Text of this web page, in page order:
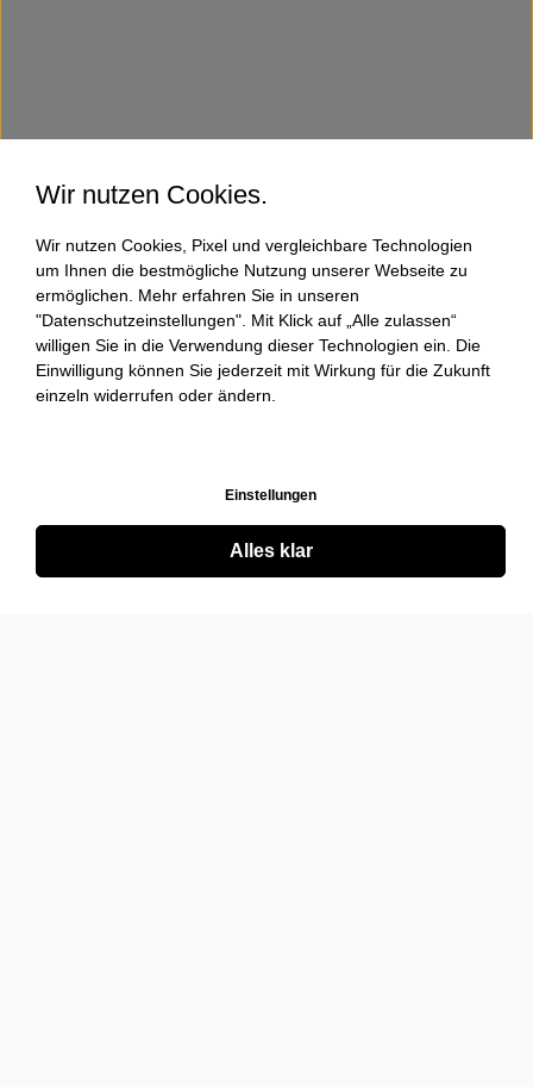
Wir nutzen Cookies.
Wir nutzen Cookies, Pixel und vergleichbare Technologien
um Ihnen die bestmögliche Nutzung unserer Webseite zu
ermöglichen. Mehr erfahren Sie in unseren
"Datenschutzeinstellungen". Mit Klick auf „Alle zulassen“
willigen Sie in die Verwendung dieser Technologien ein. Die
Einwilligung können Sie jederzeit mit Wirkung für die Zukunft
einzeln widerrufen oder ändern.
Einstellungen
Alles klar